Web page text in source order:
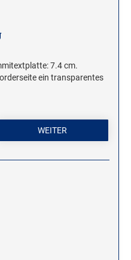
7.4 cm.
ein transparentes